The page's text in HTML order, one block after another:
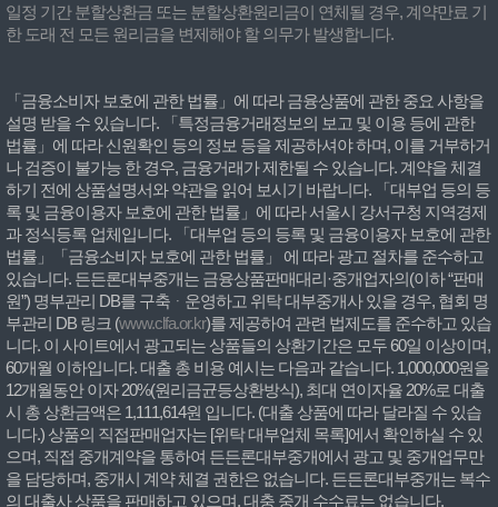
일정 기간 분할상환금 또는 분할상환원리금이 연체될 경우, 계약만료 기
한 도래 전 모든 원리금을 변제해야 할 의무가 발생합니다.
「금융소비자 보호에 관한 법률」에 따라 금융상품에 관한 중요 사항을
설명 받을 수 있습니다. 「특정금융거래정보의 보고 및 이용 등에 관한
법률」에 따라 신원확인 등의 정보 등을 제공하셔야 하며, 이를 거부하거
나 검증이 불가능 한 경우, 금융거래가 제한될 수 있습니다. 계약을 체결
하기 전에 상품설명서와 약관을 읽어 보시기 바랍니다. 「대부업 등의 등
록 및 금융이용자 보호에 관한 법률」에 따라 서울시 강서구청 지역경제
과 정식등록 업체입니다. 「대부업 등의 등록 및 금융이용자 보호에 관한
법률」「금융소비자 보호에 관한 법률」 에 따라 광고 절차를 준수하고
있습니다. 든든론대부중개는 금융상품판매대리·중개업자의(이하 “판매
원”) 명부관리 DB를 구축ᆞ운영하고 위탁 대부중개사 있을 경우, 협회 명
부관리 DB 링크 (www.clfa.or.kr)를 제공하여 관련 법제도를 준수하고 있습
니다. 이 사이트에서 광고되는 상품들의 상환기간은 모두 60일 이상이며,
60개월 이하입니다. 대출 총 비용 예시는 다음과 같습니다. 1,000,000원을
12개월동안 이자 20%(원리금균등상환방식), 최대 연이자율 20%로 대출
시 총 상환금액은 1,111,614원 입니다. (대출 상품에 따라 달라질 수 있습
니다.) 상품의 직접판매업자는 [위탁 대부업체 목록]에서 확인하실 수 있
으며, 직접 중개계약을 통하여 든든론대부중개에서 광고 및 중개업무만
을 담당하며, 중개시 계약 체결 권한은 없습니다. 든든론대부중개는 복수
의 대출사 상품을 판매하고 있으며, 대충 중개 수수료는 없습니다.